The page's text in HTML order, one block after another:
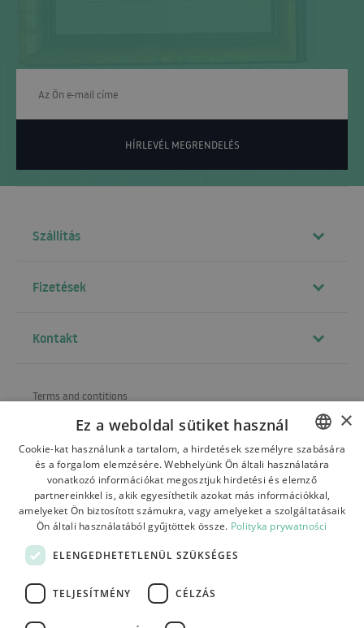
HÍRLEVÉL MEGRENDELÉS
Szállítás
Fizetések
Kontakt
Terms and contitions
Payments
Contact
POLISH
BULGARIAN
CZECH
×
Ez a weboldal sütiket használ
Cookie-kat használunk a tartalom, a hirdetések személyre szabására
és a forgalom elemzésére. Webhelyünk Ön általi használatára
vonatkozó információkat megosztjuk hirdetési és elemző
partnereinkkel is, akik egyesíthetik azokat más információkkal,
amelyeket Ön biztosított számukra, vagy amelyeket a szolgáltatásaik
Ön általi használatából gyűjtöttek össze. Polityka prywatności
ELENGEDHETETLENÜL SZÜKSÉGES
TELJESÍTMÉNY CÉLZÁS